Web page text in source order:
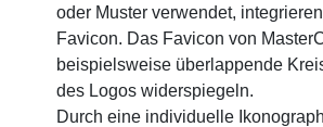
oder Muster verwendet,
Favicon. Das Favicon von
beispielsweise überlappende
des Logos widerspiegeln.
Durch eine individuelle